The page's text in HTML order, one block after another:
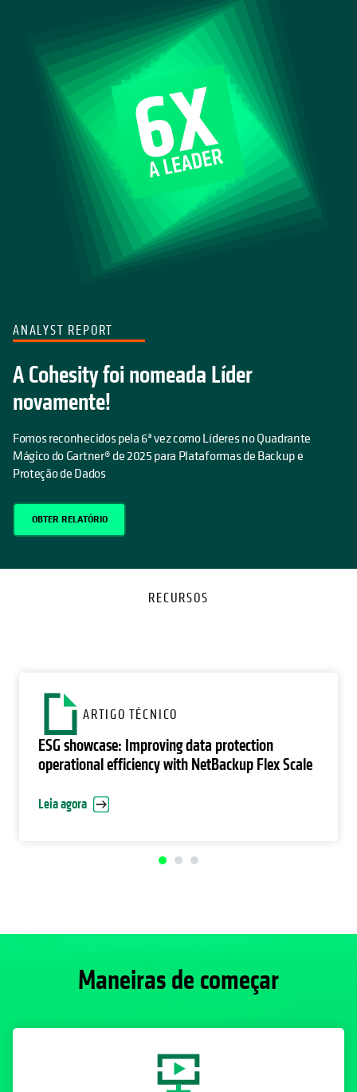
ANALYST REPORT
A Cohesity foi nomeada Líder
novamente!
Fomos reconhecidos pela 6ª vez como Líderes no Quadrante
Mágico do Gartner® de 2025 para Plataformas de Backup e
Proteção de Dados
OBTER RELATÓRIO
RECURSOS
ARTIGO TÉCNICO
ESG showcase: Improving data protection
operational efficiency with NetBackup Flex Scale
Leia agora
Maneiras de começar